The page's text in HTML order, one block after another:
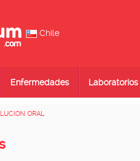
Chile
Enfermedades Laboratorios
ORAL